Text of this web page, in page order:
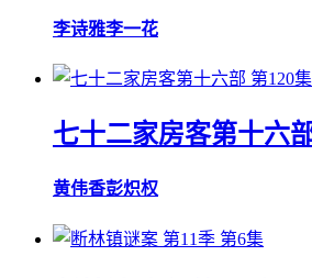
李诗雅李一花
第120
七十二家房客第十六
黄伟香彭炽权
第6集